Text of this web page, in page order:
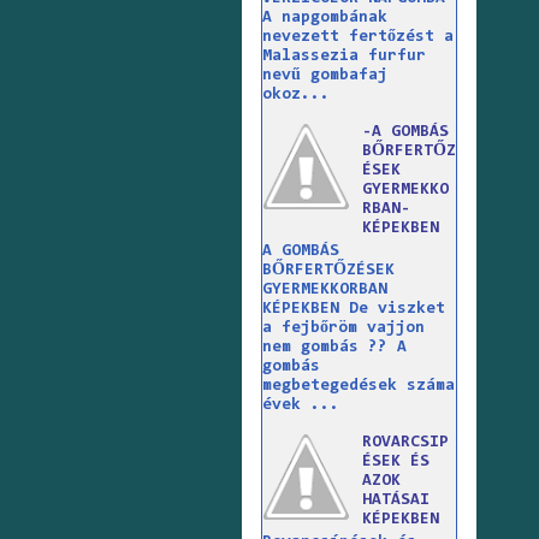
A napgombának
nevezett fertőzést a
Malassezia furfur
nevű gombafaj
okoz...
-A GOMBÁS
BŐRFERTŐZ
ÉSEK
GYERMEKKO
RBAN-
KÉPEKBEN
A GOMBÁS
BŐRFERTŐZÉSEK
GYERMEKKORBAN
KÉPEKBEN De viszket
a fejbőröm vajjon
nem gombás ?? A
gombás
megbetegedések száma
évek ...
ROVARCSIP
ÉSEK ÉS
AZOK
HATÁSAI
KÉPEKBEN